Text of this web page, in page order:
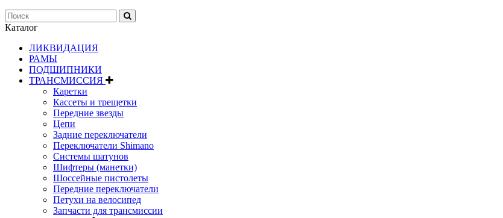
Каталог
ЛИКВИДАЦИЯ
РАМЫ
ПОДШИПНИКИ
ТРАНСМИССИЯ
Каретки
Кассеты и трещетки
Передние звезды
Цепи
Задние переключатели
Переключатели Shimano
Системы шатунов
Шифтеры (манетки)
Шоссейные пистолеты
Передние переключатели
Петухи на велосипед
Запчасти для трансмиссии